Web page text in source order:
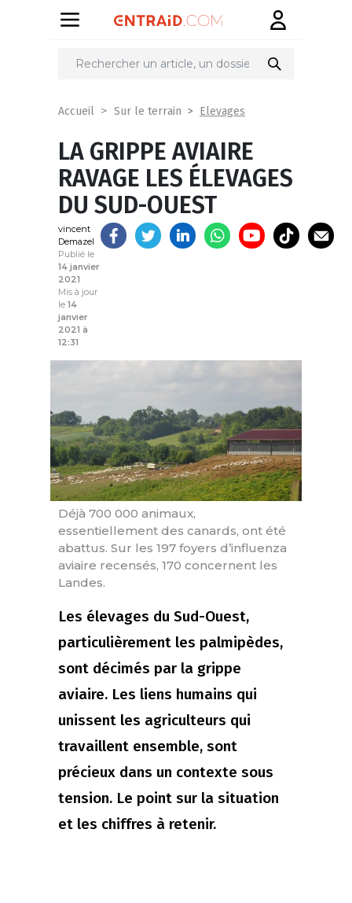
Partager
Accueil Sur le terrain Elevages
LA GRIPPE AVIAIRE
RAVAGE LES ÉLEVAGES
DU SUD-OUEST
vincent
Demazel
Publié le
14 janvier
2021
Mis à jour
le 14
janvier
2021 à
12:31
Déjà 700 000 animaux,
essentiellement des canards, ont été
abattus. Sur les 197 foyers d’influenza
aviaire recensés, 170 concernent les
Landes.
Les élevages du Sud-Ouest,
particulièrement les palmipèdes,
sont décimés par la grippe
aviaire. Les liens humains qui
unissent les agriculteurs qui
travaillent ensemble, sont
précieux dans un contexte sous
tension. Le point sur la situation
et les chiffres à retenir.